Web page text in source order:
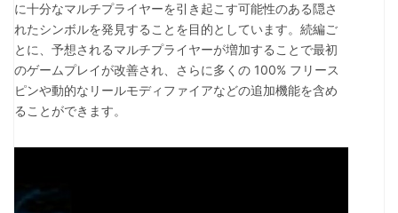
に十分なマルチプライヤーを引き起こす可能性のある隠さ
れたシンボルを発見することを目的としています。続編ご
とに、予想されるマルチプライヤーが増加することで最初
のゲームプレイが改善され、さらに多くの 100% フリース
ピンや動的なリールモディファイアなどの追加機能を含め
ることができます。